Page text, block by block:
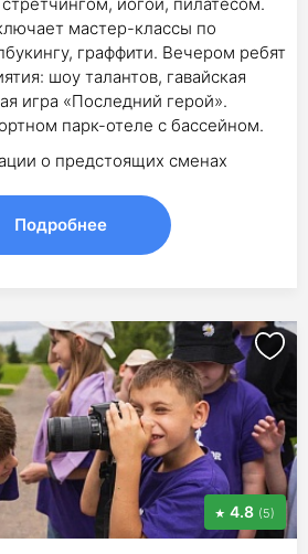
мастер-классы по
граффити. Вечером ребят
шоу талантов, гавайская
игра «Последний герой».
парк-отеле с бассейном.
о предстоящих сменах
Подробнее
4.8 (5)